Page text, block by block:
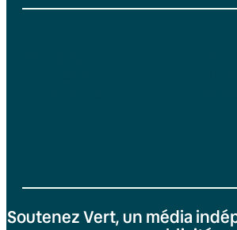
Soutenez Vert, un média